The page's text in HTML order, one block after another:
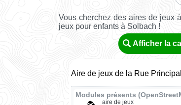
Vous cherchez des aires de jeux
jeux pour enfants à Solbach !
Afficher la
Aire de jeux de la Rue
Modules présents
aire de jeux